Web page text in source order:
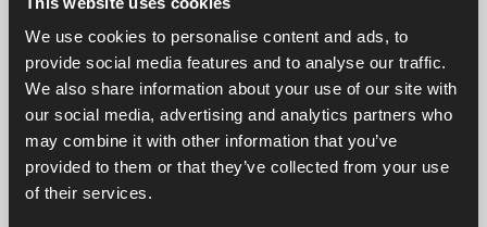
We use cookies to personalise content and ads, to
provide social media features and to analyse our traffic.
We also share information about your use of our site with
our social media, advertising and analytics partners who
may combine it with other information that you’ve
provided to them or that they’ve collected from your use
of their services.
Herzliche Grüße, Alde
Share
Related posts